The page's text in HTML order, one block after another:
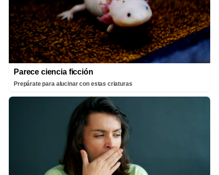
Parece ciencia ficción
Prepárate para alucinar con estas criaturas